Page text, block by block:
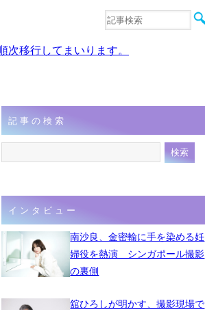
音楽
移行してまいります。
記事の検索
インタビュー
南沙良、金密輸に手を染める妊
婦役を熱演 シンガポール撮影
の裏側
舘ひろしが明かす、撮影現場で